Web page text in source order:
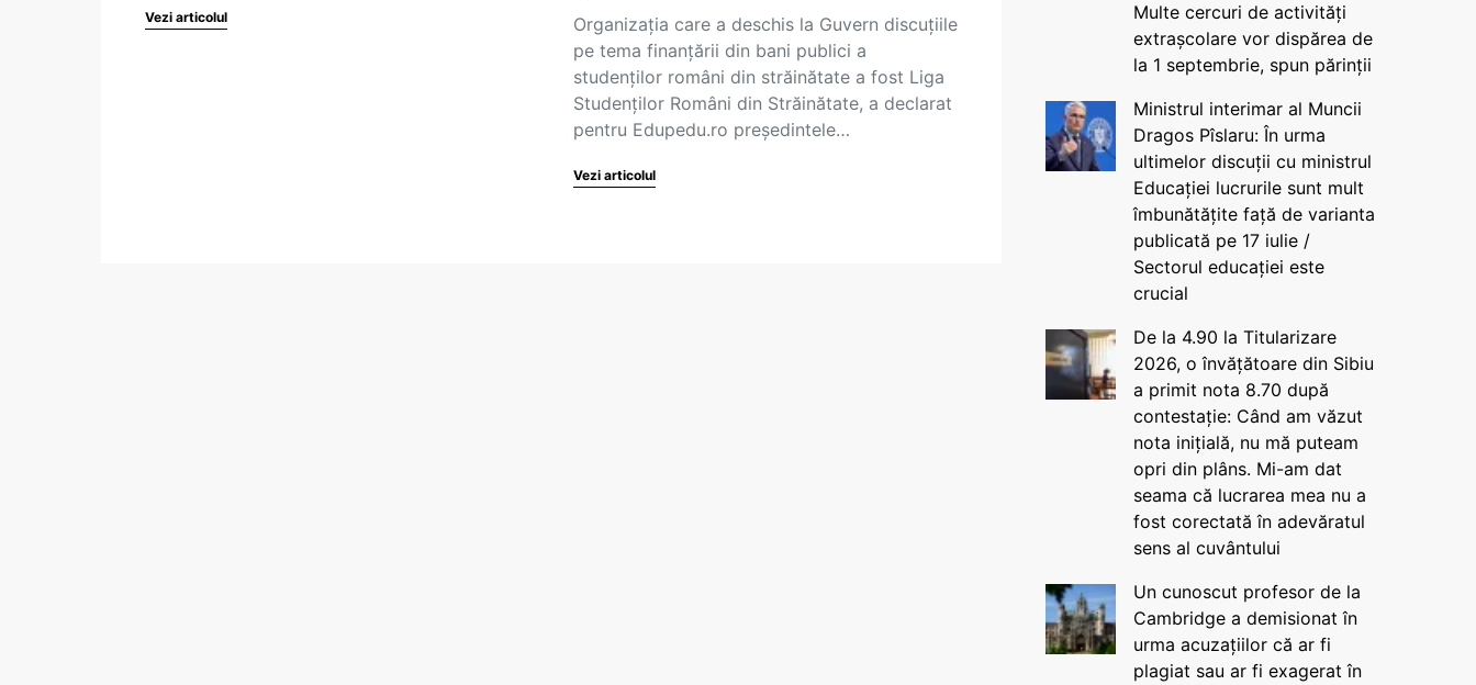
Vezi articolul
Organizația care a deschis la Guvern discuțiile
pe tema finanțării din bani publici a
studenților români din străinătate a fost Liga
Studenților Români din Străinătate, a declarat
pentru Edupedu.ro președintele…
Vezi articolul
Multe cercuri de activități
extrașcolare vor dispărea de
la 1 septembrie, spun părinții
Ministrul interimar al Muncii
Dragos Pîslaru: În urma
ultimelor discuții cu ministrul
Educației lucrurile sunt mult
îmbunătățite față de varianta
publicată pe 17 iulie /
Sectorul educației este
crucial
De la 4.90 la Titularizare
2026, o învățătoare din Sibiu
a primit nota 8.70 după
contestație: Când am văzut
nota inițială, nu mă puteam
opri din plâns. Mi-am dat
seama că lucrarea mea nu a
fost corectată în adevăratul
sens al cuvântului
Un cunoscut profesor de la
Cambridge a demisionat în
urma acuzațiilor că ar fi
plagiat sau ar fi exagerat în